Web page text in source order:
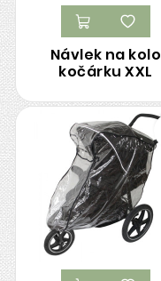
Návlek na kolo
kočárku XXL